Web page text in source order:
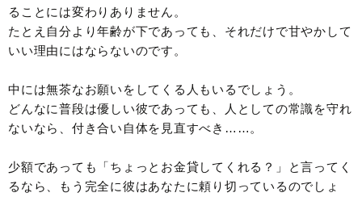
ることには変わりありません。
たとえ自分より年齢が下であっても、それだけで甘やかして
いい理由にはならないのです。
中には無茶なお願いをしてくる人もいるでしょう。
どんなに普段は優しい彼であっても、人としての常識を守れ
ないなら、付き合い自体を見直すべき……。
少額であっても「ちょっとお金貸してくれる？」と言ってく
るなら、もう完全に彼はあなたに頼り切っているのでしょ